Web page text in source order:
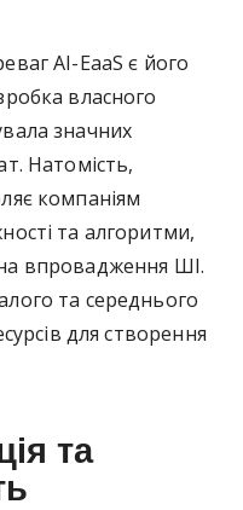
AI-EaaS є його
власного
значних
Натомість,
компаніям
та алгоритми,
впровадження ШІ.
та середнього
для створення
та